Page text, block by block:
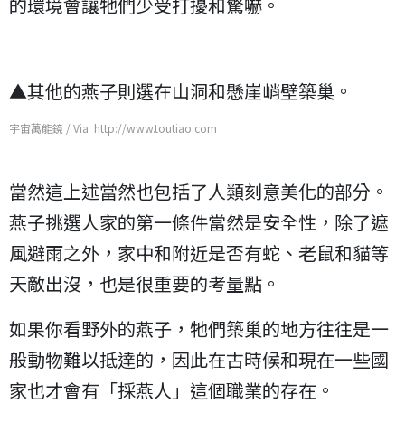
▲其他的燕子則選在山洞和懸崖峭壁築巢。
宇宙萬能鏡 / Via http://www.toutiao.com
當然這上述當然也包括了人類刻意美化的部分。
燕子挑選人家的第一條件當然是安全性，除了遮
風避雨之外，家中和附近是否有蛇、老鼠和貓等
天敵出沒，也是很重要的考量點。
如果你看野外的燕子，牠們築巢的地方往往是一
般動物難以抵達的，因此在古時候和現在一些國
家也才會有「採燕人」這個職業的存在。